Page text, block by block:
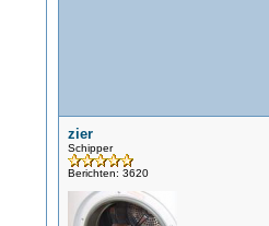
zier
Schipper
Berichten: 3620